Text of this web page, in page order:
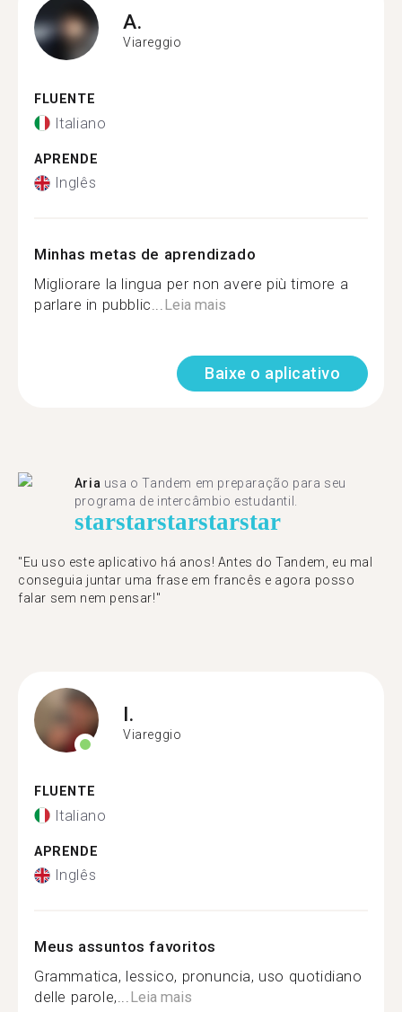
A.
Viareggio
FLUENTE
Italiano
APRENDE
Inglês
Minhas metas de aprendizado
Migliorare la lingua per non avere più timore a
parlare in pubblic...Leia mais
Baixe o aplicativo
Aria usa o Tandem em preparação para seu
programa de intercâmbio estudantil.
starstarstarstarstar
"​​Eu uso este aplicativo há anos! Antes do Tandem, eu mal
conseguia juntar uma frase em francês e agora posso
falar sem nem pensar!"
I.
Viareggio
FLUENTE
Italiano
APRENDE
Inglês
Meus assuntos favoritos
Grammatica, lessico, pronuncia, uso quotidiano
delle parole,...Leia mais